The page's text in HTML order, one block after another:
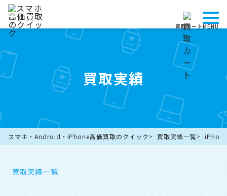
買取カートMENU
買取実績
スマホ・Android・iPhone高価買取のクイック 買取実績一覧
買取実績一覧